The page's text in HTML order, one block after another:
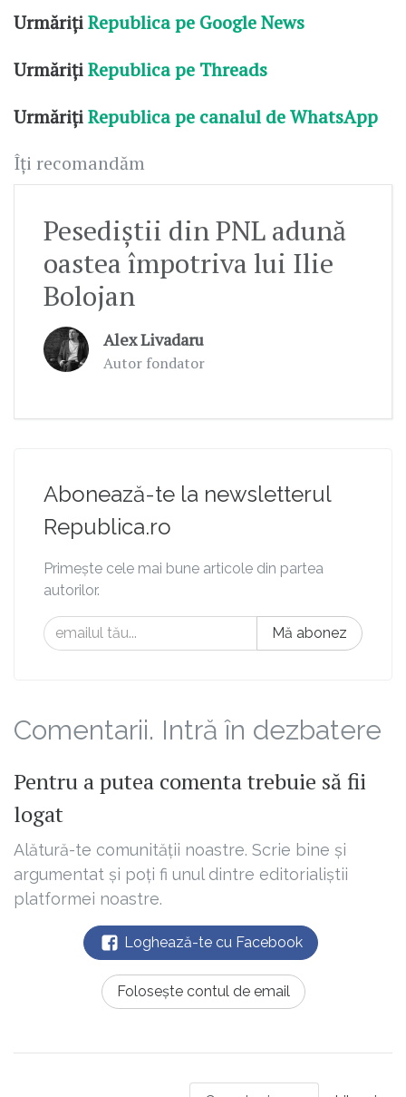
UrmărițiRepublica pe Google News
UrmărițiRepublica pe Threads
UrmărițiRepublica pe canalul de WhatsApp
Îți recomandăm
Pesediștii din PNL adună
oastea împotriva lui Ilie
Bolojan
Alex Livadaru
Autor fondator
Abonează-te la newsletterul
Republica.ro
Primește cele mai bune articole din partea
autorilor.
Mă abonez
Comentarii. Intră în dezbatere
Pentru a putea comenta trebuie să fii
logat
Alătură-te comunității noastre. Scrie bine și
argumentat și poți fi unul dintre editorialiștii
platformei noastre.
Loghează-te cu Facebook
Folosește contul de email